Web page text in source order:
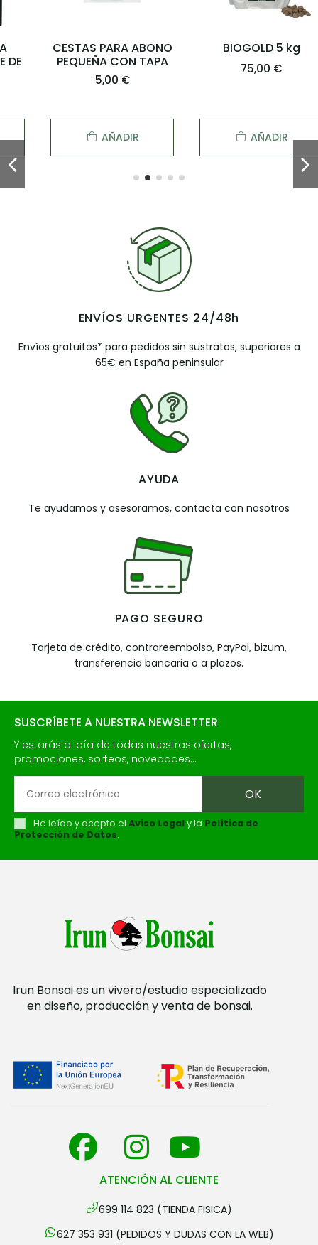
CESTAS PARA ABONO
PEQUEÑA CON TAPA
5,00 €
AÑADIR
BIOGOLD 5 kg
75,00 €
AÑADIR
ENVÍOS URGENTES 24/48h
Envíos gratuitos* para pedidos sin sustratos, superiores a
65€ en España peninsular
AYUDA
Te ayudamos y asesoramos, contacta con nosotros
PAGO SEGURO
Tarjeta de crédito, contrareembolso, PayPal, bizum,
transferencia bancaria o a plazos.
SUSCRÍBETE A NUESTRA NEWSLETTER
Y estarás al día de todas nuestras ofertas,
promociones, sorteos, novedades...
He leído y acepto el Aviso Legaly la Política de
Protección de Datos.
Irun Bonsai es un vivero/estudio especializado
en diseño, producción y venta de bonsai.
ATENCIÓN AL CLIENTE
699 114 823 (TIENDA FISICA)
627 353 931 (PEDIDOS Y DUDAS CON LA WEB)